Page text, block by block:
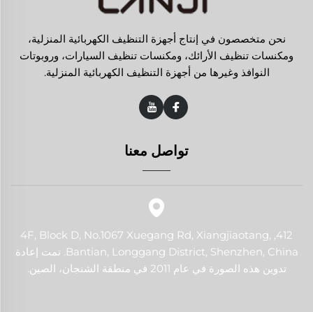
نحن متخصصون في إنتاج أجهزة التنظيف الكهربائية المنزلية،
ومكنسات تنظيف الأرائك، ومكنسات تنظيف السيارات، وروبوتات
النوافذ وغيرها من أجهزة التنظيف الكهربائية المنزلية.
تواصل معنا
412, 4F, Block D, No.1067 Xuegang Rd, Xiangjiaotang,
Bantian, Longgang District, Shenzhen, China. تمت إعادة
تدوين هذه الصورة في عام 2011 في منطقة الشنجان، الصين.